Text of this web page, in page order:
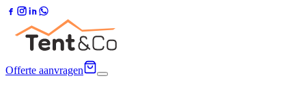
Offerte aanvragen